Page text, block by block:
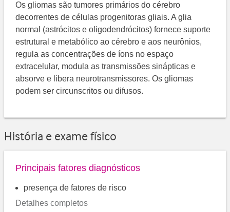
Os gliomas são tumores primários do cérebro
decorrentes de células progenitoras gliais. A glia
normal (astrócitos e oligodendrócitos) fornece suporte
estrutural e metabólico ao cérebro e aos neurônios,
regula as concentrações de íons no espaço
extracelular, modula as transmissões sinápticas e
absorve e libera neurotransmissores. Os gliomas
podem ser circunscritos ou difusos.
História e exame físico
Principais fatores diagnósticos
presença de fatores de risco
Detalhes completos